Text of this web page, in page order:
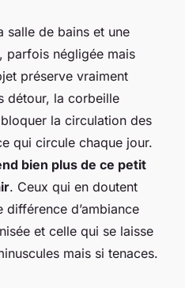
de salle
optimale ?
de lecture
salle de bains et une
parfois négligée mais
préserve vraiment
détour, la corbeille
la circulation des
qui circule chaque jour.
bien plus de ce petit
. Ceux qui en doutent
différence d’ambiance
et celle qui se laisse
mais si tenaces.